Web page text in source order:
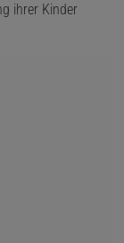
ihrer Kinder